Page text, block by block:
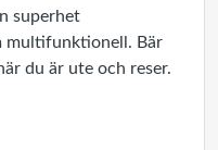
superhet
multifunktionell. Bär
du är ute och reser.